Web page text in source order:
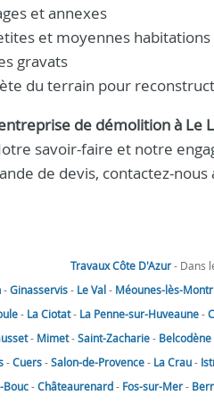
et annexes
et moyennes habitations
gravats
du terrain pour
de démolition à Le
savoir-faire et notre
de devis, contactez-nous
Travaux Côte D'Azur- Dans
-Ginasservis- Le Val- Méounes-lès-
- La Ciotat- La Penne-sur-Huveaune-
- Mimet-Saint-Zacharie- Belcodène
-Cuers-Salon-de-Provence- La Crau-
Bouc-Châteaurenard- Fos-sur-Mer-